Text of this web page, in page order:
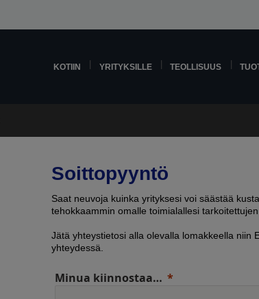
KOTIIN YRITYKSILLE TEOLLISUUS
Soittopyyntö
Saat neuvoja kuinka yrityksesi voi säästää
tehokkaammin omalle toimialallesi
Jätä yhteystietosi alla olevalla lomakkeella niin
yhteydessä.
Minua kiinnostaa…